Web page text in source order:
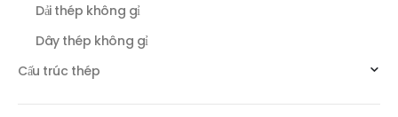
Dải thép không gỉ
Dây thép không gỉ
Cấu trúc thép